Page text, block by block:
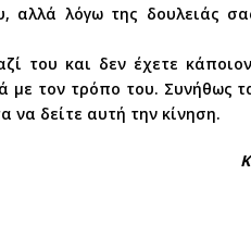
αλλά λόγω της δουλειάς
του και δεν έχετε
με τον τρόπο του. Συνήθως
να δείτε αυτή την κίνηση.